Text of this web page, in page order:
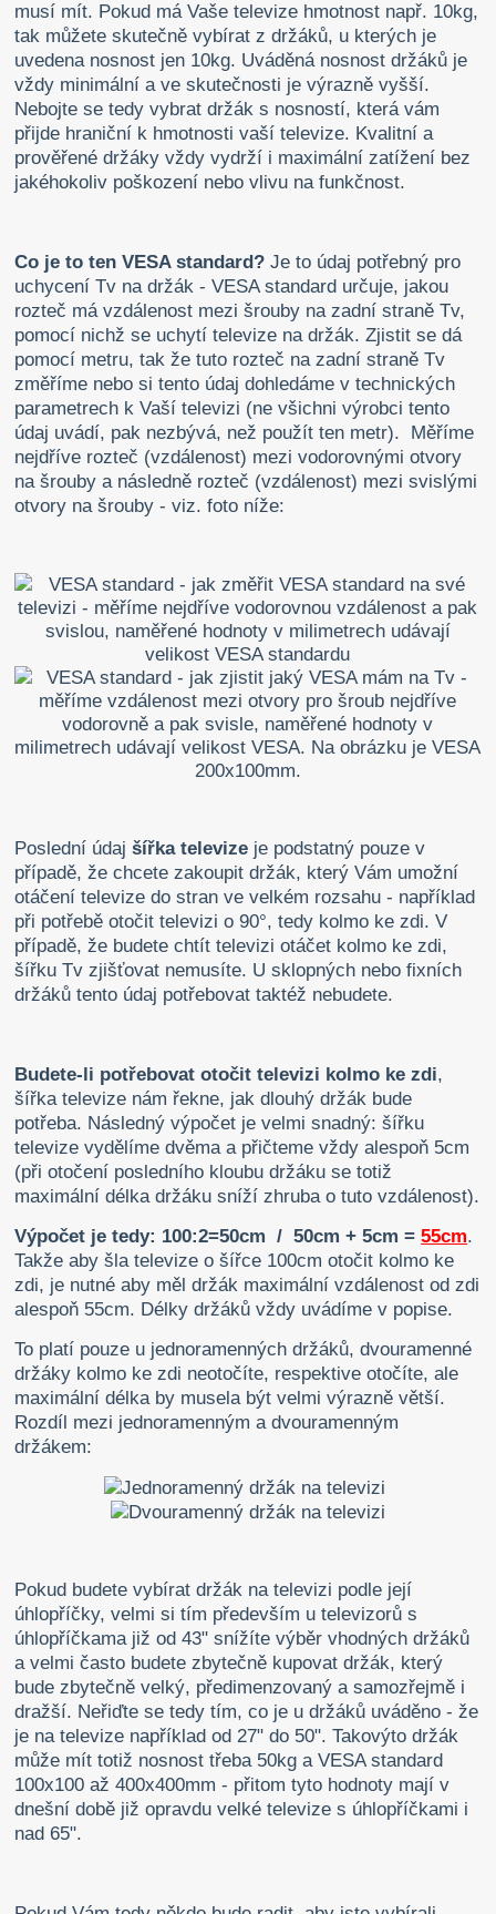
musí mít. Pokud má Vaše televize hmotnost např. 10kg,
tak můžete skutečně vybírat z držáků, u kterých je
uvedena nosnost jen 10kg. Uváděná nosnost držáků je
vždy minimální a ve skutečnosti je výrazně vyšší.
Nebojte se tedy vybrat držák s nosností, která vám
přijde hraniční k hmotnosti vaší televize. Kvalitní a
prověřené držáky vždy vydrží i maximální zatížení bez
jakéhokoliv poškození nebo vlivu na funkčnost.
Co je to ten VESA standard? Je to údaj potřebný pro
uchycení Tv na držák - VESA standard určuje, jakou
rozteč má vzdálenost mezi šrouby na zadní straně Tv,
pomocí nichž se uchytí televize na držák. Zjistit se dá
pomocí metru, tak že tuto rozteč na zadní straně Tv
změříme nebo si tento údaj dohledáme v technických
parametrech k Vaší televizi (ne všichni výrobci tento
údaj uvádí, pak nezbývá, než použít ten metr). Měříme
nejdříve rozteč (vzdálenost) mezi vodorovnými otvory
na šrouby a následně rozteč (vzdálenost) mezi svislými
otvory na šrouby - viz. foto níže:
Poslední údajšířka televize je podstatný pouze v
případě, že chcete zakoupit držák, který Vám umožní
otáčení televize do stran ve velkém rozsahu - například
při potřebě otočit televizi o 90°, tedy kolmo ke zdi. V
případě, že budete chtít televizi otáčet kolmo ke zdi,
šířku Tv zjišťovat nemusíte. U sklopných nebo fixních
držáků tento údaj potřebovat taktéž nebudete.
Budete-li potřebovat otočit televizi kolmo ke zdi,
šířka televize nám řekne, jak dlouhý držák bude
potřeba. Následný výpočet je velmi snadný: šířku
televize vydělíme dvěma a přičteme vždy alespoň 5cm
(při otočení posledního kloubu držáku se totiž
maximální délka držáku sníží zhruba o tuto vzdálenost).
Výpočet je tedy: 100:2=50cm / 50cm + 5cm =55cm.
Takže aby šla televize o šířce 100cm otočit kolmo ke
zdi, je nutné aby měl držák maximální vzdálenost od zdi
alespoň 55cm. Délky držáků vždy uvádíme v popise.
To platí pouze u jednoramenných držáků, dvouramenné
držáky kolmo ke zdi neotočíte, respektive otočíte, ale
maximální délka by musela být velmi výrazně větší.
Rozdíl mezi jednoramenným a dvouramenným
držákem:
Pokud budete vybírat držák na televizi podle její
úhlopříčky, velmi si tím především u televizorů s
úhlopříčkama již od 43" snížíte výběr vhodných držáků
a velmi často budete zbytečně kupovat držák, který
bude zbytečně velký, předimenzovaný a samozřejmě i
dražší. Neřiďte se tedy tím, co je u držáků uváděno - že
je na televize například od 27" do 50". Takovýto držák
může mít totiž nosnost třeba 50kg a VESA standard
100x100 až 400x400mm - přitom tyto hodnoty mají v
dnešní době již opravdu velké televize s úhlopříčkami i
nad 65".